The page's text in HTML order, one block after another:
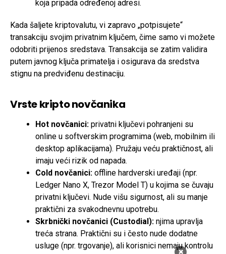
koja pripada određenoj adresi.
Kada šaljete kriptovalutu, vi zapravo „potpisujete“
transakciju svojim privatnim ključem, čime samo vi možete
odobriti prijenos sredstava. Transakcija se zatim validira
putem javnog ključa primatelja i osigurava da sredstva
stignu na predviđenu destinaciju.
Vrste kripto novčanika
Hot novčanici: privatni ključevi pohranjeni su
online u softverskim programima (web, mobilnim ili
desktop aplikacijama). Pružaju veću praktičnost, ali
imaju veći rizik od napada.
Cold novčanici: offline hardverski uređaji (npr.
Ledger Nano X, Trezor Model T) u kojima se čuvaju
privatni ključevi. Nude višu sigurnost, ali su manje
praktični za svakodnevnu upotrebu.
Skrbnički novčanici (Custodial): njima upravlja
treća strana. Praktični su i često nude dodatne
usluge (npr. trgovanje), ali korisnici nemaju kontrolu